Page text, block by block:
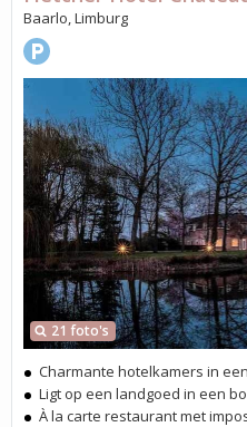
21 foto's
Baarlo, Limburg
Charmante hotelkamers in
Ligt op een landgoed in een
À la carte restaurant met